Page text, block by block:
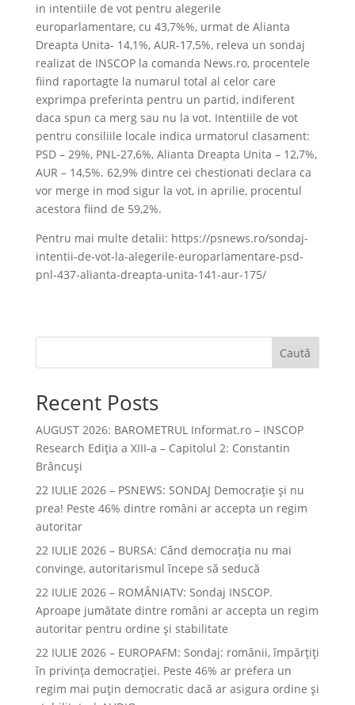
in intentiile de vot pentru alegerile
europarlamentare, cu 43,7%%, urmat de Alianta
Dreapta Unita- 14,1%, AUR-17,5%, releva un sondaj
realizat de INSCOP la comanda News.ro, procentele
fiind raportagte la numarul total al celor care
exprimpa preferinta pentru un partid, indiferent
daca spun ca merg sau nu la vot. Intentiile de vot
pentru consiliile locale indica urmatorul clasament:
PSD – 29%, PNL-27,6%, Alianta Dreapta Unita – 12,7%,
AUR – 14,5%. 62,9% dintre cei chestionati declara ca
vor merge in mod sigur la vot, in aprilie, procentul
acestora fiind de 59,2%.
Pentru mai multe detalii: https://psnews.ro/sondaj-
intentii-de-vot-la-alegerile-europarlamentare-psd-
pnl-437-alianta-dreapta-unita-141-aur-175/
Caută
Recent Posts
AUGUST 2026: BAROMETRUL Informat.ro – INSCOP
Research Ediția a XIII-a – Capitolul 2: Constantin
Brâncuși
22 IULIE 2026 – PSNEWS: SONDAJ Democrație și nu
prea! Peste 46% dintre români ar accepta un regim
autoritar
22 IULIE 2026 – BURSA: Când democraţia nu mai
convinge, autoritarismul începe să seducă
22 IULIE 2026 – ROMÂNIATV: Sondaj INSCOP.
Aproape jumătate dintre români ar accepta un regim
autoritar pentru ordine și stabilitate
22 IULIE 2026 – EUROPAFM: Sondaj: românii, împărțiți
în privința democrației. Peste 46% ar prefera un
regim mai puțin democratic dacă ar asigura ordine și